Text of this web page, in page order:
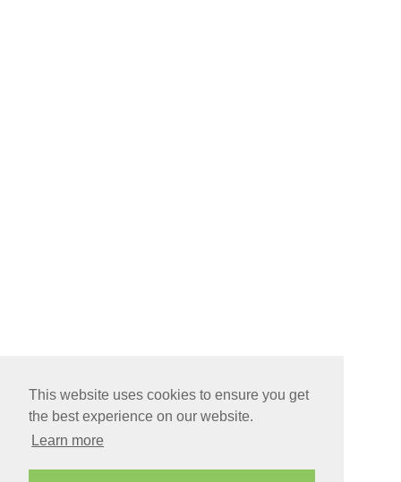
This website uses cookies to ensure you get
the best experience on our website.
Learn more